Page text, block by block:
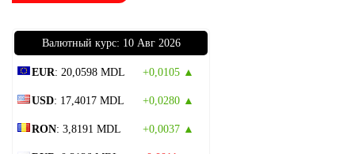
Bалютный курс: 10 Авг 2026
EUR: 20,0598 MDL +0,0105 ▲
USD: 17,4017 MDL +0,0280 ▲
RON: 3,8191 MDL +0,0037 ▲